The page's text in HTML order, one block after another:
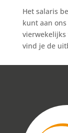
Het salaris
kunt aan
vind je de